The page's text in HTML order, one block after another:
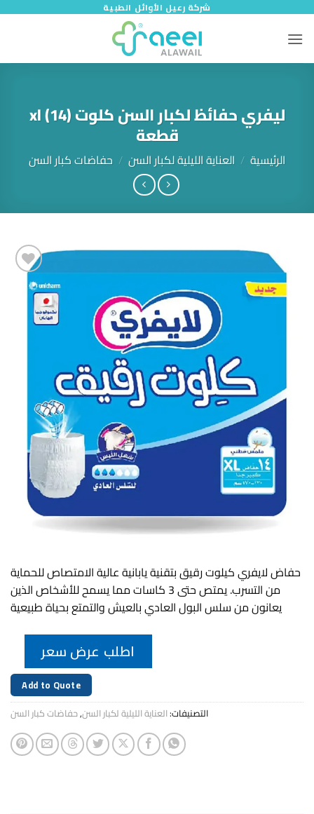
شركة رعيل الأوائل الطبية
ليفري حفائظ لكبار السن كلوت (xl (14
قطعة
الرئيسية / العناية الليلية لكبار السن / حفاضات كبار السن
حفاض لايفري كيلوت رقيق بتقنية يابانية عالية الامتصاص للحماية
من التسرب. يمتص حتى 3 كاسات مما يسمح للأشخاص الذين
يعانون من سلس البول العادي بالعيش والتمتع بحياة طبيعية
اطلب عرض سعر
Add to Quote
التصنيفات:العناية الليلية لكبار السن,حفاضات كبار السن